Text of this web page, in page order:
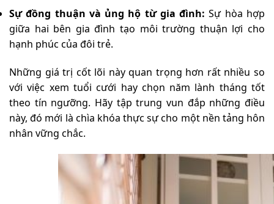
Sự đồng thuận và ủng hộ từ gia đình: Sự hòa hợp
giữa hai bên gia đình tạo môi trường thuận lợi cho
hạnh phúc của đôi trẻ.
Những giá trị cốt lõi này quan trọng hơn rất nhiều so
với việc xem tuổi cưới hay chọn năm lành tháng tốt
theo tín ngưỡng. Hãy tập trung vun đắp những điều
này, đó mới là chìa khóa thực sự cho một nền tảng hôn
nhân vững chắc.